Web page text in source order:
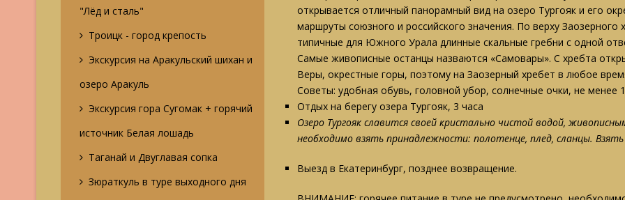
"Лёд и сталь"
Троицк - город крепость
Экскурсия на Аракульский шихан и
озеро Аракуль
Экскурсия гора Сугомак + горячий
источник Белая лошадь
Таганай и Двуглавая сопка
Зюраткуль в туре выходного дня
открывается отличный панорамный вид на озеро Тургояк и его
маршруты союзного и российского значения. По верху Заозерного
типичные для Южного Урала длинные скальные гребни с одной
Самые живописные останцы назваются «Самовары». С хребта
Веры, окрестные горы, поэтому на Заозерный хребет в любое
Советы: удобная обувь, головной убор, солнечные очки, не менее
Отдых на берегу озера Тургояк, 3 часа
Озеро Тургояк славится своей кристально чистой водой,
необходимо взятьпринадлежности: полотенце, плед, сланцы. Взять
Выезд в Екатеринбург, позднее возвращение.